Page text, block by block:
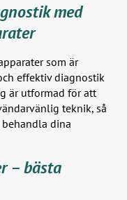
med
som är
effektiv diagnostik
är utformad för att
teknik, så
dina
– bästa